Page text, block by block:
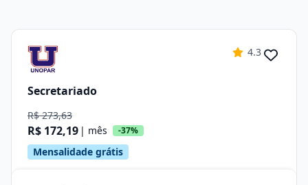
4.3
Secretariado
R$ 273,63
R$ 172,19 | mês -37%
Mensalidade grátis